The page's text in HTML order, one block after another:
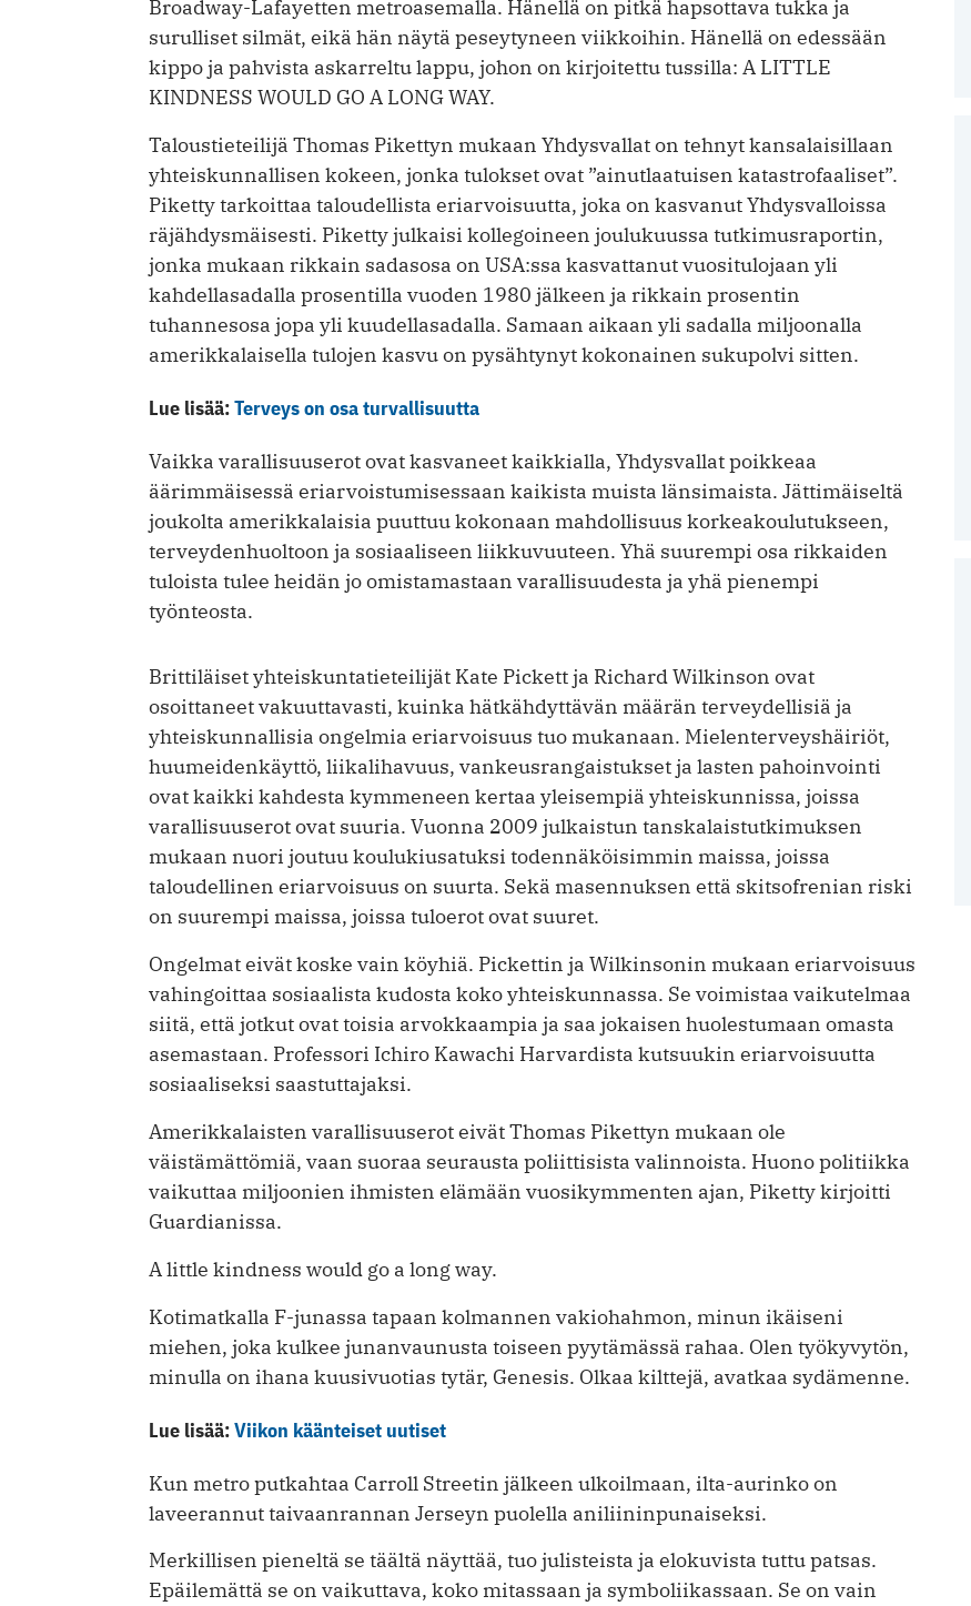
Broadway-Lafayetten metroasemalla. Hänellä on pitkä hapsottava tukka ja
surulliset silmät, eikä hän näytä peseytyneen viikkoihin. Hänellä on edessään
kippo ja pahvista askarreltu lappu, johon on kirjoitettu tussilla: A LITTLE
KINDNESS WOULD GO A LONG WAY.
Taloustieteilijä Thomas Pikettyn mukaan Yhdysvallat on tehnyt kansalaisillaan
yhteiskunnallisen kokeen, jonka tulokset ovat ”ainutlaatuisen katastrofaaliset”.
Piketty tarkoittaa taloudellista eriarvoisuutta, joka on kasvanut Yhdysvalloissa
räjähdysmäisesti. Piketty julkaisi kollegoineen joulukuussa tutkimusraportin,
jonka mukaan rikkain sadasosa on USA:ssa kasvattanut vuositulojaan yli
kahdellasadalla prosentilla vuoden 1980 jälkeen ja rikkain prosentin
tuhannesosa jopa yli kuudellasadalla. Samaan aikaan yli sadalla miljoonalla
amerikkalaisella tulojen kasvu on pysähtynyt kokonainen sukupolvi sitten.
Lue lisää:Terveys on osa turvallisuutta
Vaikka varallisuuserot ovat kasvaneet kaikkialla, Yhdysvallat poikkeaa
äärimmäisessä eriarvoistumisessaan kaikista muista länsimaista. Jättimäiseltä
joukolta amerikkalaisia puuttuu kokonaan mahdollisuus korkeakoulutukseen,
terveydenhuoltoon ja sosiaaliseen liikkuvuuteen. Yhä suurempi osa rikkaiden
tuloista tulee heidän jo omistamastaan varallisuudesta ja yhä pienempi
työnteosta.
Brittiläiset yhteiskuntatieteilijät Kate Pickett ja Richard Wilkinson ovat
osoittaneet vakuuttavasti, kuinka hätkähdyttävän määrän terveydellisiä ja
yhteiskunnallisia ongelmia eriarvoisuus tuo mukanaan. Mielenterveyshäiriöt,
huumeidenkäyttö, liikalihavuus, vankeusrangaistukset ja lasten pahoinvointi
ovat kaikki kahdesta kymmeneen kertaa yleisempiä yhteiskunnissa, joissa
varallisuuserot ovat suuria. Vuonna 2009 julkaistun tanskalaistutkimuksen
mukaan nuori joutuu koulukiusatuksi todennäköisimmin maissa, joissa
taloudellinen eriarvoisuus on suurta. Sekä masennuksen että skitsofrenian riski
on suurempi maissa, joissa tuloerot ovat suuret.
Ongelmat eivät koske vain köyhiä. Pickettin ja Wilkinsonin mukaan eriarvoisuus
vahingoittaa sosiaalista kudosta koko yhteiskunnassa. Se voimistaa vaikutelmaa
siitä, että jotkut ovat toisia arvokkaampia ja saa jokaisen huolestumaan omasta
asemastaan. Professori Ichiro Kawachi Harvardista kutsuukin eriarvoisuutta
sosiaaliseksi saastuttajaksi.
Amerikkalaisten varallisuuserot eivät Thomas Pikettyn mukaan ole
väistämättömiä, vaan suoraa seurausta poliittisista valinnoista. Huono politiikka
vaikuttaa miljoonien ihmisten elämään vuosikymmenten ajan, Piketty kirjoitti
Guardianissa.
A little kindness would go a long way.
Kotimatkalla F-junassa tapaan kolmannen vakiohahmon, minun ikäiseni
miehen, joka kulkee junanvaunusta toiseen pyytämässä rahaa. Olen työkyvytön,
minulla on ihana kuusivuotias tytär, Genesis. Olkaa kilttejä, avatkaa sydämenne.
Lue lisää:Viikon käänteiset uutiset
Kun metro putkahtaa Carroll Streetin jälkeen ulkoilmaan, ilta-aurinko on
laveerannut taivaanrannan Jerseyn puolella aniliininpunaiseksi.
Merkillisen pieneltä se täältä näyttää, tuo julisteista ja elokuvista tuttu patsas.
Epäilemättä se on vaikuttava, koko mitassaan ja symboliikassaan. Se on vain